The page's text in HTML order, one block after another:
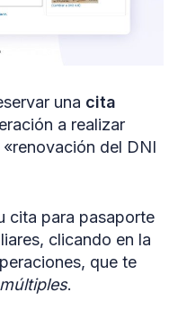
una cita
a realizar
del DNI
cita para pasaporte
clicando en la
que te
.